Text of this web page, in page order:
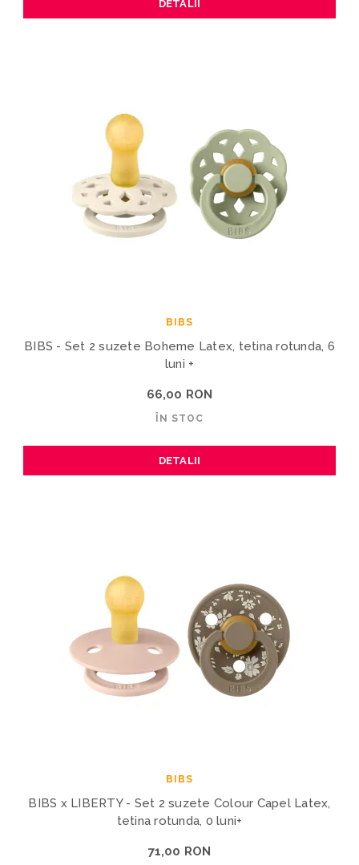
DETALII
BIBS
BIBS - Set 2 suzete Boheme Latex, tetina rotunda, 6
luni +
66,00 RON
ÎN STOC
DETALII
BIBS
BIBS x LIBERTY - Set 2 suzete Colour Capel Latex,
tetina rotunda, 0 luni+
71,00 RON